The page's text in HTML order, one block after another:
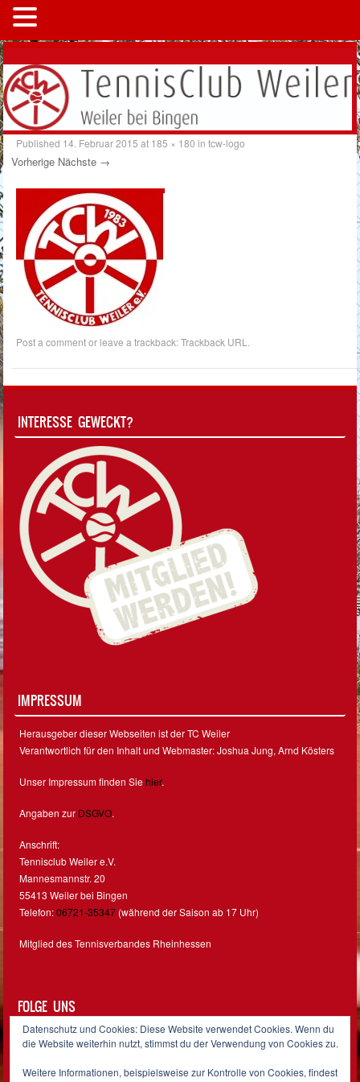
Published 14. Februar 2015 at 185 × 180 intcw-logo
Vorherige Nächste →
Post a commentor leave a trackback:Trackback URL
INTERESSE GEWECKT?
IMPRESSUM
Herausgeber dieser Webseiten ist der TC Weiler
Verantwortlich für den Inhalt und Webmaster: Joshua Jung, Arnd Kösters
Unser Impressum finden Siehier.
Angaben zur DSGVO.
Anschrift:
Tennisclub Weiler e.V.
Mannesmannstr. 20
55413 Weiler bei Bingen
Telefon:06721-35347 (während der Saison ab 17 Uhr)
Mitglied des Tennisverbandes Rheinhessen
FOLGE UNS
FacebookInstagram
Datenschutz und Cookies: Diese Website verwendet Cookies. Wenn du
die Website weiterhin nutzt, stimmst du der Verwendung von Cookies zu.
Weitere Informationen, beispielsweise zur Kontrolle von Cookies, findest